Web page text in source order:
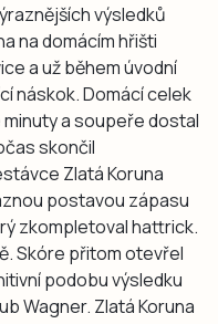
výsledků
na domácím hřišti
a už během úvodní
náskok. Domácí celek
a soupeře dostal
skončil
Zlatá Koruna
postavou zápasu
zkompletoval hattrick.
Skóre přitom otevřel
podobu výsledku
Wagner. Zlatá Koruna